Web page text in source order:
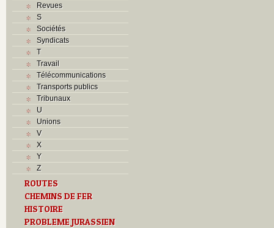
Revues
S
Sociétés
Syndicats
T
Travail
Télécommunications
Transports publics
Tribunaux
U
Unions
V
X
Y
Z
ROUTES
CHEMINS DE FER
HISTOIRE
PROBLEME JURASSIEN